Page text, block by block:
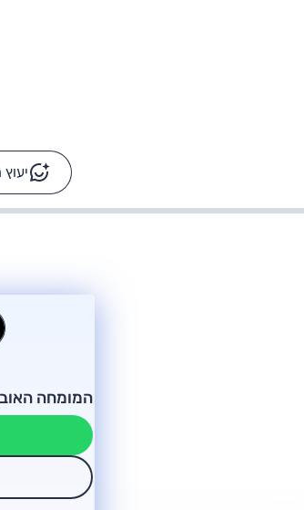
-
רכבי הסלבס: על מה נוסע
המומחה